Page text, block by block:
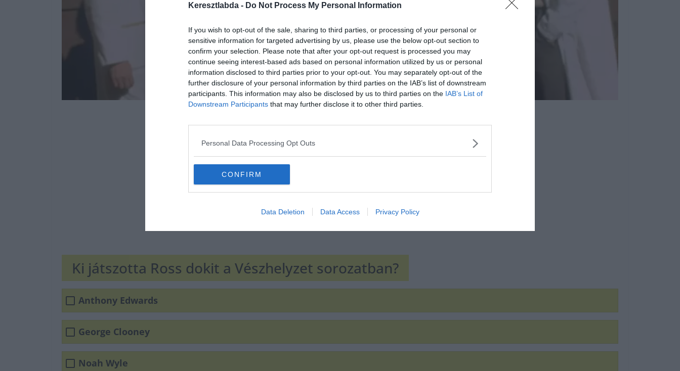
Keresztlabda - Do Not Process My Personal Information
If you wish to opt-out of the sale, sharing to third parties, or processing of your personal or
sensitive information for targeted advertising by us, please use the below opt-out section to
confirm your selection. Please note that after your opt-out request is processed you may
continue seeing interest-based ads based on personal information utilized by us or personal
information disclosed to third parties prior to your opt-out. You may separately opt-out of the
further disclosure of your personal information by third parties on the IAB’s list of downstream
participants. This information may also be disclosed by us to third parties on the IAB’s List of
Downstream Participants that may further disclose it to other third parties.
Personal Data Processing Opt Outs
CONFIRM
Data Deletion Data Access Privacy Policy
Hirdetés
Ki játszotta Ross dokit a Vészhelyzet sorozatban?
Anthony Edwards
George Clooney
Noah Wyle